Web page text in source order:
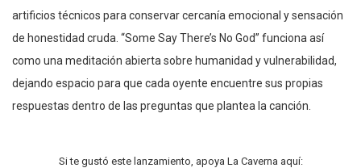
artificios técnicos para conservar cercanía emocional y sensación
de honestidad cruda. “Some Say There’s No God” funciona así
como una meditación abierta sobre humanidad y vulnerabilidad,
dejando espacio para que cada oyente encuentre sus propias
respuestas dentro de las preguntas que plantea la canción.
Si te gustó este lanzamiento, apoya La Caverna aquí: